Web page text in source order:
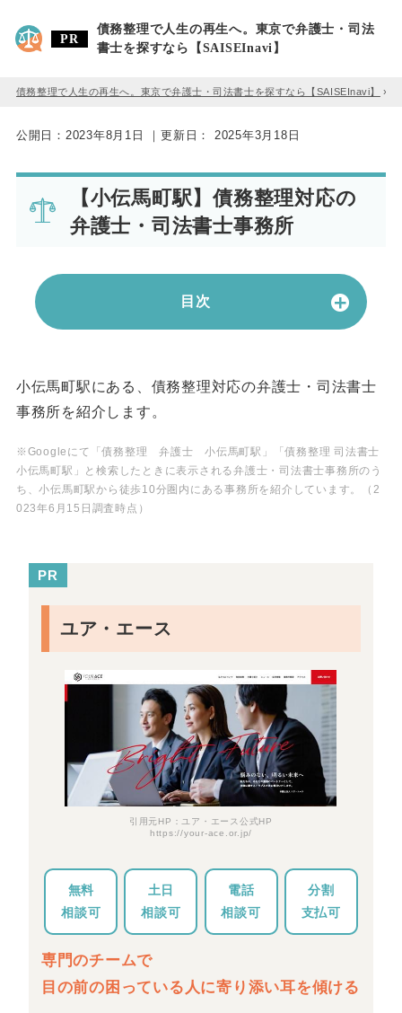
債務整理で人生の再生へ。東京で弁護士・司法
書士を探すなら【SAISEInavi】
債務整理で人生の再生へ。東京で弁護士・司法書士を探すなら【SAISEInavi】 »
公開日： 2023年8月1日 ｜更新日： 2025年3月18日
【小伝馬町駅】債務整理対応の
弁護士・司法書士事務所
目次
小伝馬町駅にある、債務整理対応の弁護士・司法書士
事務所を紹介します。
※Googleにて「債務整理 弁護士 小伝馬町駅」「債務整理 司法書士
小伝馬町駅」と検索したときに表示される弁護士・司法書士事務所のう
ち、小伝馬町駅から徒歩10分圏内にある事務所を紹介しています。（2
023年6月15日調査時点）
PR
ユア・エース
引用元HP：ユア・エース公式HP
https://your-ace.or.jp/
無料
相談可
土日
相談可
電話
相談可
分割
支払可
専門のチームで
目の前の困っている人に寄り添い耳を傾ける